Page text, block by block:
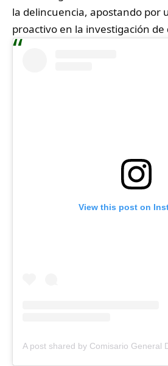
la delincuencia, apostando por
proactivo en la investigación de
View this post on